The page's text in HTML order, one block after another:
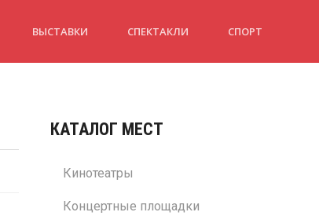
ВЫСТАВКИ СПЕКТАКЛИ СПОРТ
КАТАЛОГ МЕСТ
Кинотеатры
Концертные площадки